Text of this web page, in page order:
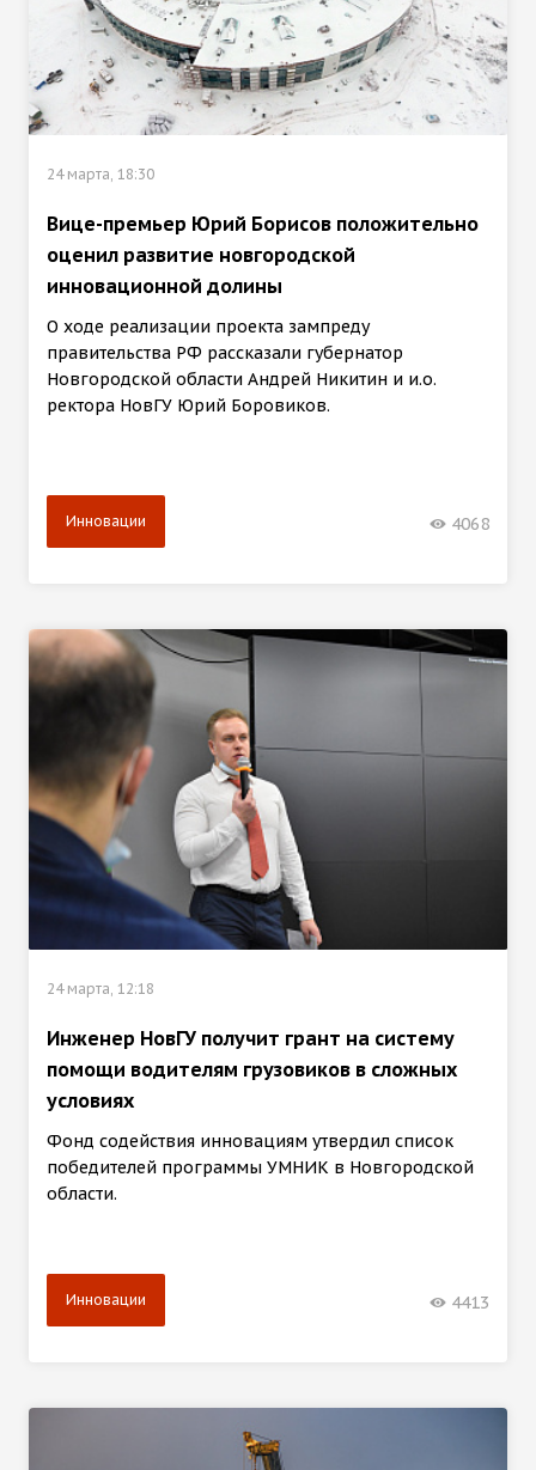
24 марта, 18:30
Вице-премьер Юрий Борисов положительно
оценил развитие новгородской
инновационной долины
О ходе реализации проекта зампреду
правительства РФ рассказали губернатор
Новгородской области Андрей Никитин и и.о.
ректора НовГУ Юрий Боровиков.
Инновации 4068
24 марта, 12:18
Инженер НовГУ получит грант на систему
помощи водителям грузовиков в сложных
условиях
Фонд содействия инновациям утвердил список
победителей программы УМНИК в Новгородской
области.
Инновации 4413